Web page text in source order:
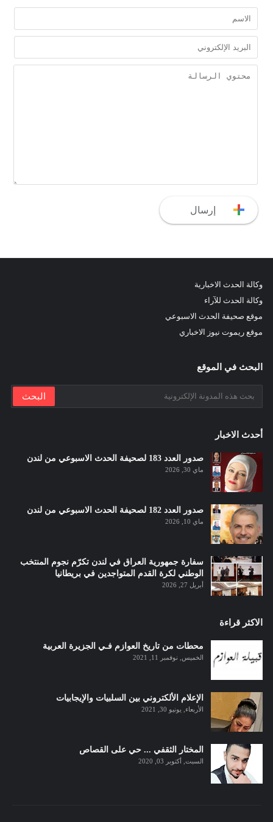
وكالة الحدث الاخبارية
وكالة الحدث للآراء
موقع صحيفة الحدث الاسبوعي
موقع ريموت نيوز الاخباري
البحث في الموقع
أحدث الاخبار
صدور العدد 183 لصحيفة الحدث الاسبوعي من لندن
ماي 30, 2026
صدور العدد 182 لصحيفة الحدث الاسبوعي من لندن
ماي 10, 2026
سفارة جمهورية العراق في لندن تكرّم نجوم المنتخب
الوطني لكرة القدم المتواجدين في بريطانيا
أبريل 27, 2026
الاكثر قراءة
محطات من تاريخ العوازم فـي الجزيرة العربية
الخميس, نوفمبر 11, 2021
الإعلام الألكتروني بين السلبيات والإيجابيات
الأربعاء, يونيو 30, 2021
المختار الثقفي ... حي على القصاص
السبت, أكتوبر 03, 2020